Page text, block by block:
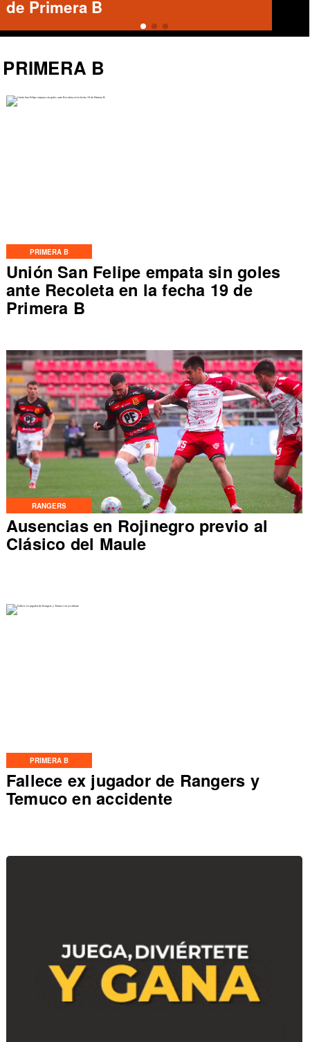
PRIMERA B
Unión San Felipe empata sin goles
ante Recoleta en la fecha 19 de
Primera B
RANGERS
Ausencias en Rojinegro previo al
Clásico del Maule
PRIMERA B
Fallece ex jugador de Rangers y
Temuco en accidente
PRIMERA B